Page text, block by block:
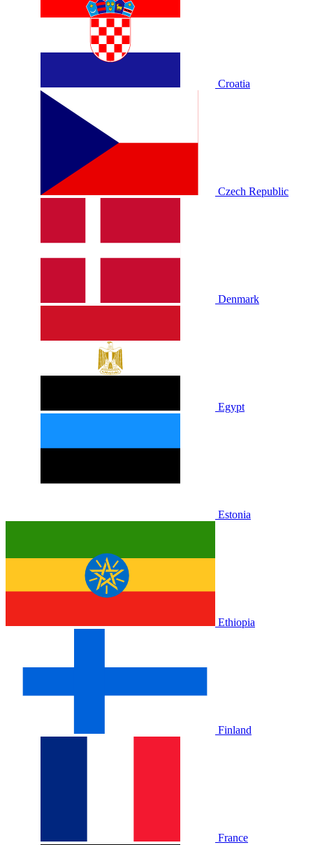
Croatia
Czech Republic
Denmark
Egypt
Estonia
Ethiopia
Finland
France